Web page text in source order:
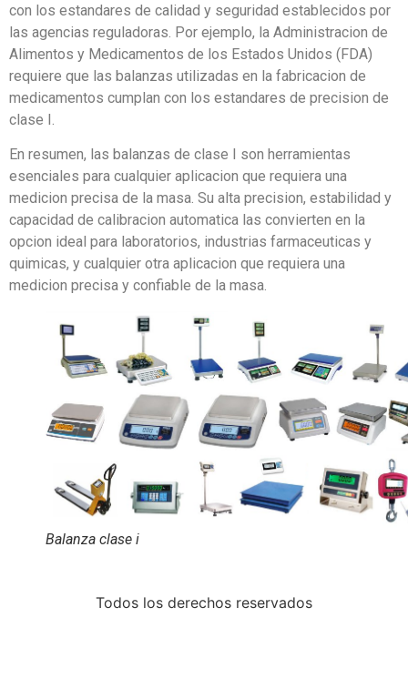
con los estandares de calidad y seguridad establecidos por
las agencias reguladoras. Por ejemplo, la Administracion de
Alimentos y Medicamentos de los Estados Unidos (FDA)
requiere que las balanzas utilizadas en la fabricacion de
medicamentos cumplan con los estandares de precision de
clase I.
En resumen, las balanzas de clase I son herramientas
esenciales para cualquier aplicacion que requiera una
medicion precisa de la masa. Su alta precision, estabilidad y
capacidad de calibracion automatica las convierten en la
opcion ideal para laboratorios, industrias farmaceuticas y
quimicas, y cualquier otra aplicacion que requiera una
medicion precisa y confiable de la masa.
Balanza clase i
Todos los derechos reservados